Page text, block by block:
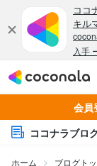
会員
ココナラブロ
ホーム ブログト